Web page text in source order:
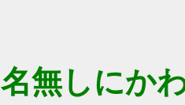
無しにか